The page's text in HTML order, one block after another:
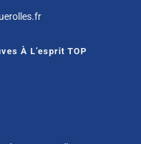
À L’esprit TOP